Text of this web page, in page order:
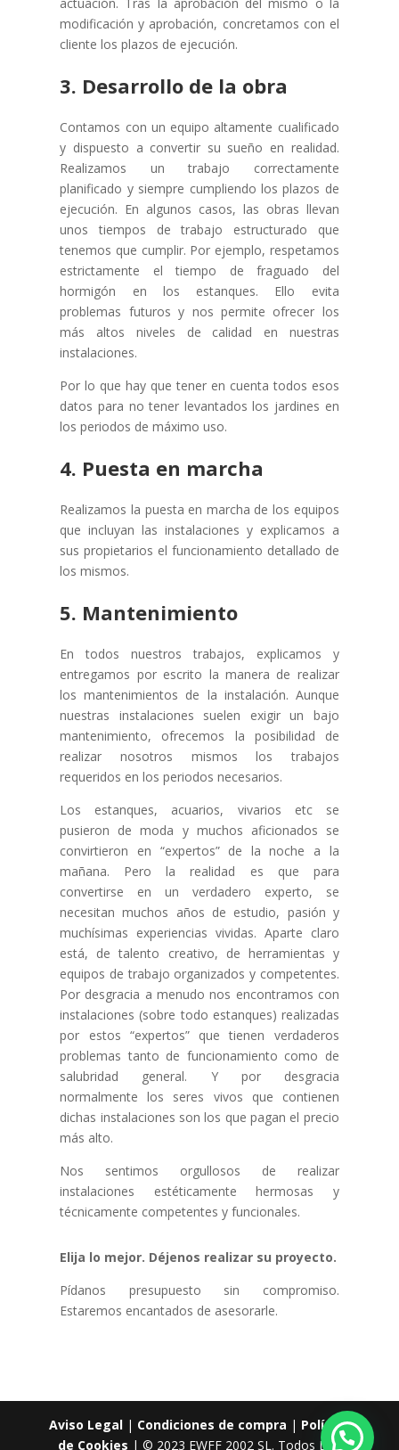
modificación y aprobación, concretamos con el
cliente los plazos de ejecución.
3. Desarrollo de la obra
Contamos con un equipo altamente cualificado
y dispuesto a convertir su sueño en realidad.
Realizamos un trabajo correctamente
planificado y siempre cumpliendo los plazos de
ejecución. En algunos casos, las obras llevan
unos tiempos de trabajo estructurado que
tenemos que cumplir. Por ejemplo, respetamos
estrictamente el tiempo de fraguado del
hormigón en los estanques. Ello evita
problemas futuros y nos permite ofrecer los
más altos niveles de calidad en nuestras
instalaciones.
Por lo que hay que tener en cuenta todos esos
datos para no tener levantados los jardines en
los periodos de máximo uso.
4. Puesta en marcha
Realizamos la puesta en marcha de los equipos
que incluyan las instalaciones y explicamos a
sus propietarios el funcionamiento detallado de
los mismos.
5. Mantenimiento
En todos nuestros trabajos, explicamos y
entregamos por escrito la manera de realizar
los mantenimientos de la instalación. Aunque
nuestras instalaciones suelen exigir un bajo
mantenimiento, ofrecemos la posibilidad de
realizar nosotros mismos los trabajos
requeridos en los periodos necesarios.
Los estanques, acuarios, vivarios etc se
pusieron de moda y muchos aficionados se
convirtieron en “expertos” de la noche a la
mañana. Pero la realidad es que para
convertirse en un verdadero experto, se
necesitan muchos años de estudio, pasión y
muchísimas experiencias vividas. Aparte claro
está, de talento creativo, de herramientas y
equipos de trabajo organizados y competentes.
Por desgracia a menudo nos encontramos con
instalaciones (sobre todo estanques) realizadas
por estos “expertos” que tienen verdaderos
problemas tanto de funcionamiento como de
salubridad general. Y por desgracia
normalmente los seres vivos que contienen
dichas instalaciones son los que pagan el precio
más alto.
Nos sentimos orgullosos de realizar
instalaciones estéticamente hermosas y
técnicamente competentes y funcionales.
Elija lo mejor. Déjenos realizar su proyecto.
Pídanos presupuesto sin compromiso.
Estaremos encantados de asesorarle.
Aviso Legal | Condiciones de compra | Política
de Cookies | © 2023 EWFF 2002 SL. Todos Los